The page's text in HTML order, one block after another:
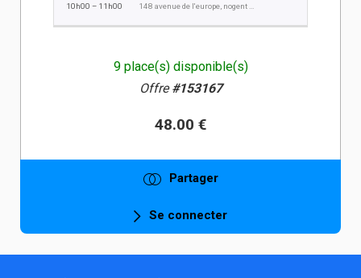
10h00 – 11h00
9 place(s) disponible(s)
Offre#153167
48.00 €
Partager
Se connecter